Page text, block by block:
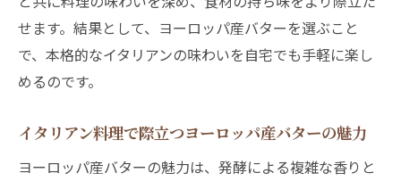
せます。結果として、ヨーロッパ産バターを選ぶこと
で、本格的なイタリアンの味わいを自宅でも手軽に楽し
めるのです。
イタリアン料理で際立つヨーロッパ産バターの魅力
ヨーロッパ産バターの魅力は、発酵による複雑な香りと